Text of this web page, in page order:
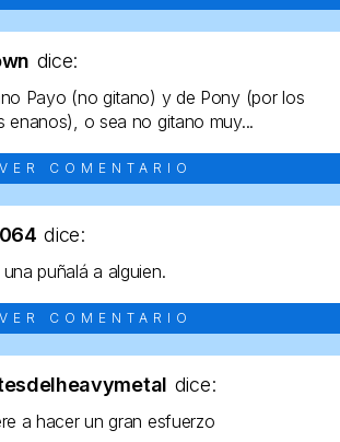
dice:
Payo (no gitano) y de Pony (por los
enanos), o sea no gitano muy...
VER COMENTARIO
dice:
puñalá a alguien.
VER COMENTARIO
dice:
a hacer un gran esfuerzo